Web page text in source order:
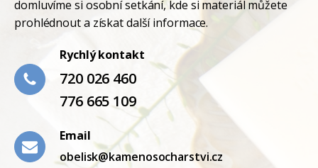
domluvíme si osobní setkání, kde si materiál můžete
prohlédnout a získat další informace.
Rychlý kontakt
720 026 460
776 665 109
Email
obelisk@kamenosocharstvi.cz